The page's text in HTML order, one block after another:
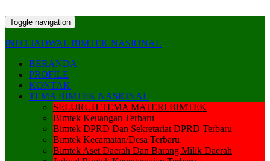
Toggle navigation
INFO JADWAL BIMTEK NASIONAL
BERANDA
PROFILE
KONTAK
TEMA BIMTEK NASIONAL
SELURUH TEMA MATERI BIMTEK
Bimtek Keuangan Terbaru
Bimtek DPRD Dan Sekretariat DPRD Terbaru
Bimtek Kecamatan/Desa Terbaru
Bimtek Aset Daerah Dan Barang Milik Daerah